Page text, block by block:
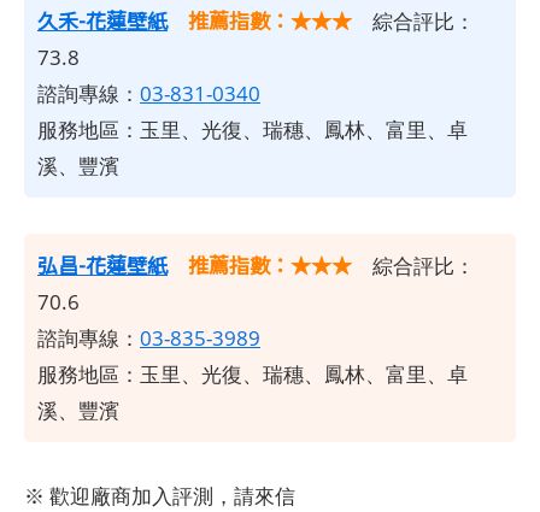
久禾-花蓮壁紙 推薦指數：★★★ 綜合評比：
73.8
諮詢專線： 03-831-0340
服務地區：玉里、光復、瑞穗、鳳林、富里、卓
溪、豐濱
弘昌-花蓮壁紙 推薦指數：★★★ 綜合評比：
70.6
諮詢專線： 03-835-3989
服務地區：玉里、光復、瑞穗、鳳林、富里、卓
溪、豐濱
※ 歡迎廠商加入評測，請來信